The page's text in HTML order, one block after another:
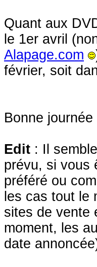
Quant aux
le 1er avril
Alapage.com
février, soit
Bonne
Edit : Il
prévu, si vous
préféré ou
les cas tout le
sites de vente
moment, les
date